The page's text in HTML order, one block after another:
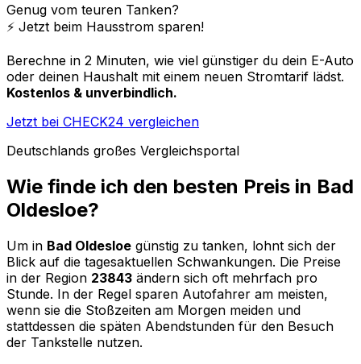
Genug vom teuren Tanken?
⚡️ Jetzt beim Hausstrom sparen!
Berechne in 2 Minuten, wie viel günstiger du dein E-Auto
oder deinen Haushalt mit einem neuen Stromtarif lädst.
Kostenlos & unverbindlich.
Jetzt bei CHECK24 vergleichen
Deutschlands großes Vergleichsportal
Wie finde ich den besten Preis in Bad
Oldesloe?
Um in Bad Oldesloe günstig zu tanken, lohnt sich der
Blick auf die tagesaktuellen Schwankungen. Die Preise
in der Region 23843 ändern sich oft mehrfach pro
Stunde. In der Regel sparen Autofahrer am meisten,
wenn sie die Stoßzeiten am Morgen meiden und
stattdessen die späten Abendstunden für den Besuch
der Tankstelle nutzen.